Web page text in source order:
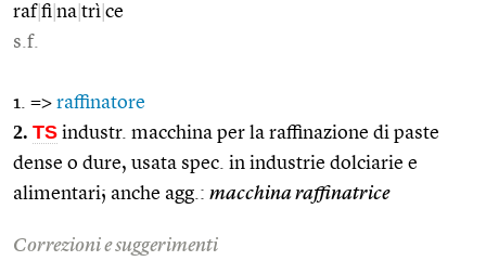
raf|fi na trì ce
s.f.
1. => raffinatore
2. TS industr. macchina per la raffinazione di paste
dense o dure, usata spec. in industrie dolciarie e
alimentari; anche agg.: macchina raffinatrice
Correzioni e suggerimenti